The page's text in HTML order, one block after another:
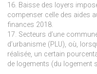
16. Baisse des loyers
compenser celle des aides
finances 2018.
17. Secteurs d’une
d’urbanisme (PLU), où,
réalisée, un certain
de logements (du logement